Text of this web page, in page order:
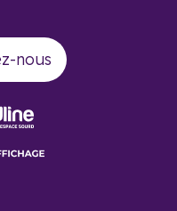
nous